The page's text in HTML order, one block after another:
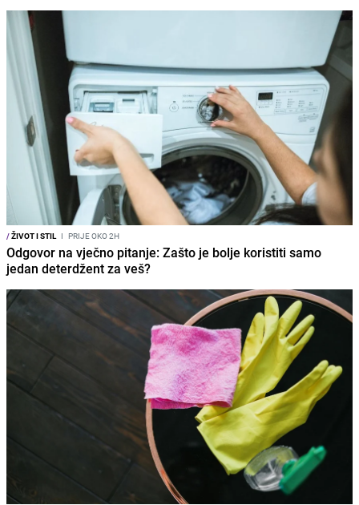
/ŽIVOT I STIL I PRIJE OKO 2H
Odgovor na vječno pitanje: Zašto je bolje koristiti samo
jedan deterdžent za veš?